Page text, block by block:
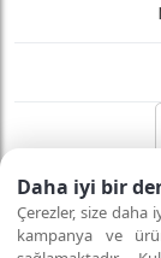
Daha iyi bir
Çerezler, size daha
kampanya ve